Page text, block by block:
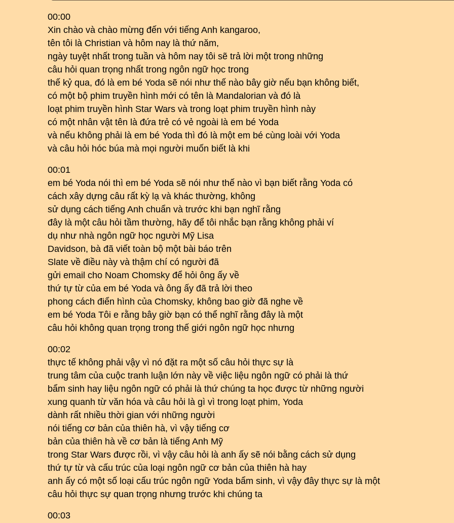
00:00
Xin chào và chào mừng đến với tiếng Anh kangaroo,
tên tôi là Christian và hôm nay là thứ năm,
ngày tuyệt nhất trong tuần và hôm nay tôi sẽ trả lời một trong những
câu hỏi quan trọng nhất trong ngôn ngữ học trong
thế kỷ qua, đó là em bé Yoda sẽ nói như thế nào bây giờ nếu bạn không biết,
có một bộ phim truyền hình mới có tên là Mandalorian và đó là
loạt phim truyền hình Star Wars và trong loạt phim truyền hình này
có một nhân vật tên là đứa trẻ có vẻ ngoài là em bé Yoda
và nếu không phải là em bé Yoda thì đó là một em bé cùng loài với Yoda
và câu hỏi hóc búa mà mọi người muốn biết là khi
00:01
em bé Yoda nói thì em bé Yoda sẽ nói như thế nào vì bạn biết rằng Yoda có
cách xây dựng câu rất kỳ lạ và khác thường, không
sử dụng cách tiếng Anh chuẩn và trước khi bạn nghĩ rằng
đây là một câu hỏi tầm thường, hãy để tôi nhắc bạn rằng không phải ví
dụ như nhà ngôn ngữ học người Mỹ Lisa
Davidson, bà đã viết toàn bộ một bài báo trên
Slate về điều này và thậm chí có người đã
gửi email cho Noam Chomsky để hỏi ông ấy về
thứ tự từ của em bé Yoda và ông ấy đã trả lời theo
phong cách điển hình của Chomsky, không bao giờ đã nghe về
em bé Yoda Tôi e rằng bây giờ bạn có thể nghĩ rằng đây là một
câu hỏi không quan trọng trong thế giới ngôn ngữ học nhưng
00:02
thực tế không phải vậy vì nó đặt ra một số câu hỏi thực sự là
trung tâm của cuộc tranh luận lớn này về việc liệu ngôn ngữ có phải là thứ
bẩm sinh hay liệu ngôn ngữ có phải là thứ chúng ta học được từ những người
xung quanh từ văn hóa và câu hỏi là gì vì trong loạt phim, Yoda
dành rất nhiều thời gian với những người
nói tiếng cơ bản của thiên hà, vì vậy tiếng cơ
bản của thiên hà về cơ bản là tiếng Anh Mỹ
trong Star Wars được rồi, vì vậy câu hỏi là anh ấy sẽ nói bằng cách sử dụng
thứ tự từ và cấu trúc của loại ngôn ngữ cơ bản của thiên hà hay
anh ấy có một số loại cấu trúc ngôn ngữ Yoda bẩm sinh, vì vậy đây thực sự là một
câu hỏi thực sự quan trọng nhưng trước khi chúng ta
00:03